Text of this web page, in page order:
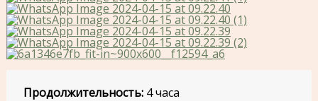
Продолжительность: 4 часа